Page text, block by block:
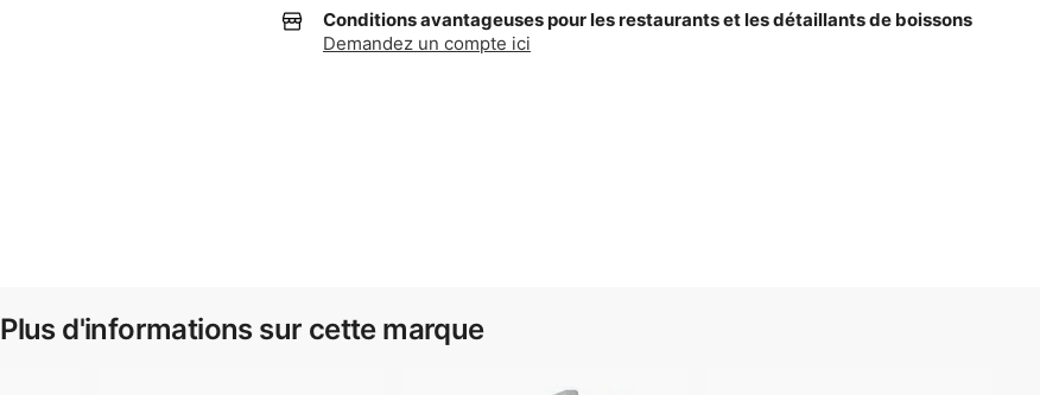
Conditions avantageuses pour les restaurants et les détaillants de boissons
Demandez un compte ici
Plus d'informations sur cette marque